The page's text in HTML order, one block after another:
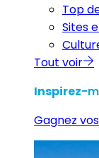
Top
Sites
Tout voir
Inspirez-
Gagnez